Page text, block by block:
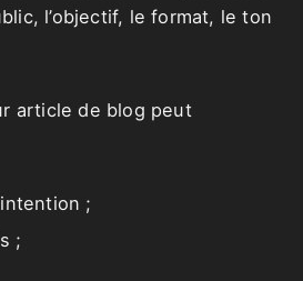
l’objectif, le format, le ton
article de blog peut
;
;